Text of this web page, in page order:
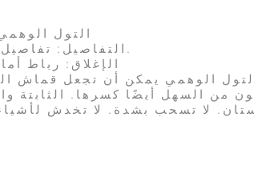
* التول
* التفاصيل: تفاصيل الكشكشة.
* الإغلاق: رباط
من السهل أيضًا كسرها. الثابتة